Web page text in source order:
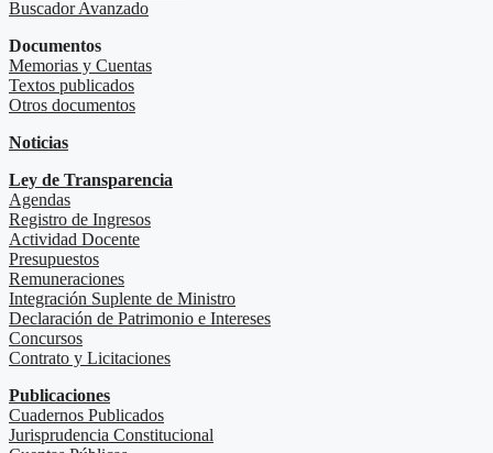
Buscador Avanzado
Documentos
Memorias y Cuentas
Textos publicados
Otros documentos
Noticias
Ley de Transparencia
Agendas
Registro de Ingresos
Actividad Docente
Presupuestos
Remuneraciones
Integración Suplente de Ministro
Declaración de Patrimonio e Intereses
Concursos
Contrato y Licitaciones
Publicaciones
Cuadernos Publicados
Jurisprudencia Constitucional